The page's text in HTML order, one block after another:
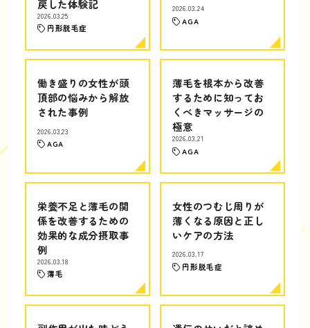
戻した体験記
2026.03.25
円形脱毛症
2026.03.24
AGA
働き盛りの女性が頭
頂部の悩みから解放
された事例
2026.03.23
AGA
薄毛を根本から改善
するために知ってお
くべきマッサージの
極意
2026.03.21
AGA
栄養不足と薄毛の関
係を改善するための
効果的な成分摂取事
例
2026.03.18
薄毛
女性のつむじ周りが
薄くなる原因と正し
いケアの方法
2026.03.17
円形脱毛症